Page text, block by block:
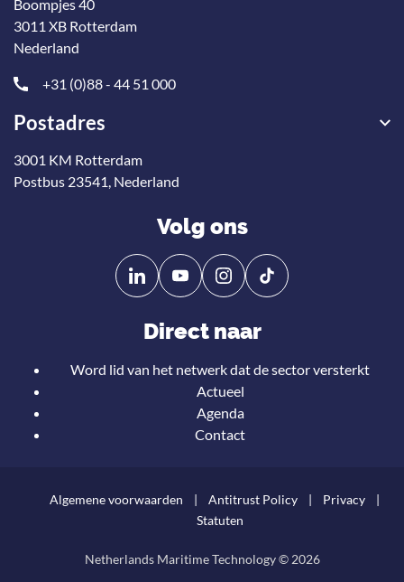
Boompjes 40
3011 XB Rotterdam
Nederland
+31 (0)88 - 44 51 000
Postadres
3001 KM Rotterdam
Postbus 23541, Nederland
Volg ons
Volg
ons
Linkedin
Volg
ons
YouTube
Direct naar
Word lid van het netwerk dat de sector versterkt
Actueel
Agenda
Contact
Algemene voorwaarden Antitrust Policy
Privacy
Statuten
Netherlands Maritime Technology © 2026